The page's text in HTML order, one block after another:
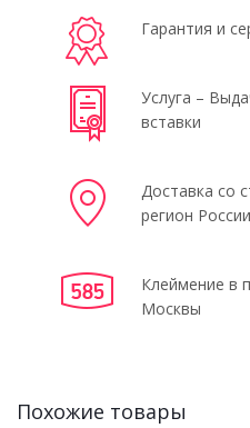
Гарантия и
Услуга –
вставки
Доставка со
регион России
Клеймение в
Москвы
Похожие товары